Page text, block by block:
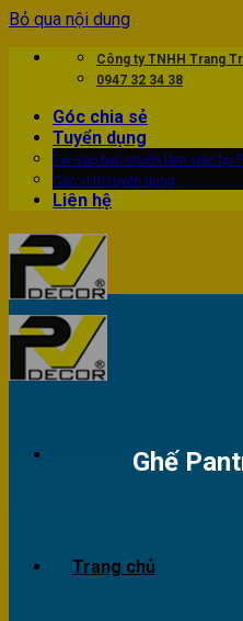
Bỏ qua nội dung
Công ty TNHH Trang
0947 32 34 38
Góc chia sẻ
Tuyển dụng
Tại sao bạn muốn làm việc tại
Các vị trí tuyển dụng
Liên hệ
Trang chủ
Ghế